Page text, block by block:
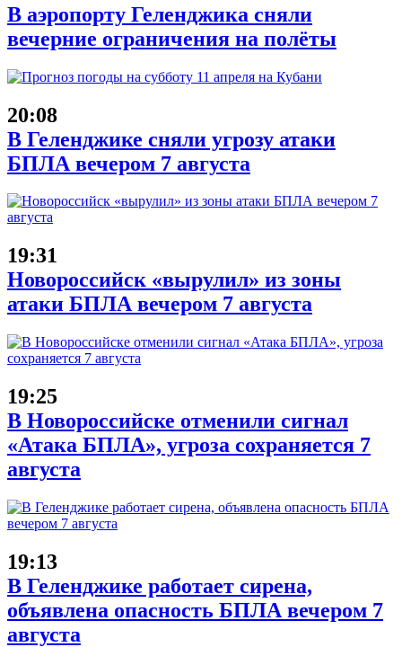
В аэропорту Геленджика сняли
вечерние ограничения на полёты
20:08
В Геленджике сняли угрозу атаки
БПЛА вечером 7 августа
19:31
Новороссийск «вырулил» из зоны
атаки БПЛА вечером 7 августа
19:25
В Новороссийске отменили сигнал
«Атака БПЛА», угроза сохраняется 7
августа
19:13
В Геленджике работает сирена,
объявлена опасность БПЛА вечером 7
августа